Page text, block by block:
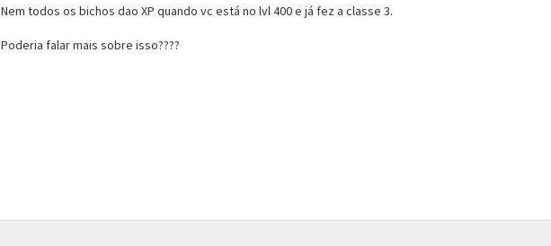
Nem todos os bichos dao XP quando vc está no lvl 400 e já fez a classe 3.
Poderia falar mais sobre isso????